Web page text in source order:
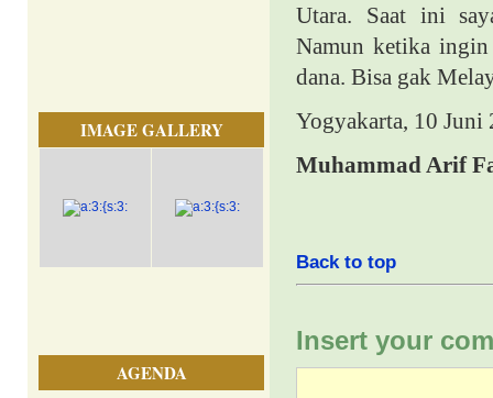
IMAGE GALLERY
AGENDA
Utara. Saat ini
Namun ketika ingin
dana. Bisa gak
Yogyakarta, 10 Juni
Muhammad Arif
Back to top
Insert your